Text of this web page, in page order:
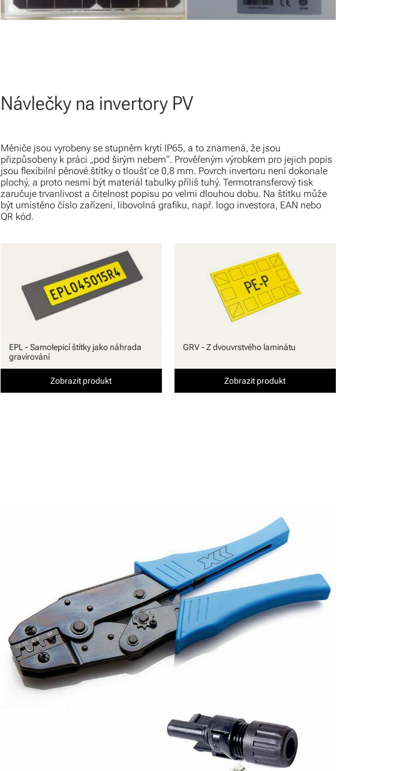
Návlečky na invertory PV
Měniče jsou vyrobeny se stupněm krytí IP65, a to znamená, že jsou
přizpůsobeny k práci „pod širým nebem“. Prověřeným výrobkem pro jejich popis
jsou flexibilní pěnové štítky o tloušťce 0,8 mm. Povrch invertoru není dokonale
plochý, a proto nesmí být materiál tabulky příliš tuhý. Termotransferový tisk
zaručuje trvanlivost a čitelnost popisu po velmi dlouhou dobu. Na štítku může
být umístěno číslo zařízení, libovolná grafiku, např. logo investora, EAN nebo
QR kód.
EPL - Samolepicí štítky jako náhrada
gravírování
Zobrazit produkt
GRV - Z dvouvrstvého laminátu
Zobrazit produkt